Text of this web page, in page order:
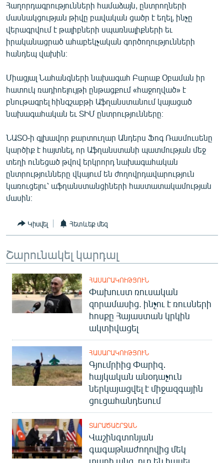
Հայերեն
English
Русский
ՀԵՏԵՎԵՔ ՄԵԶ
«Ազատության» բոլոր կայքերը
Հաղորդագրությունների համաձայն, ընտրողների
մասնակցության թիվը բավական ցածր է եղել, ինչը
վերագրվում է թալիբների սպառնալիքների եւ
իրականացրած ահաբեկչական գործողությունների
հանդեպ վախին։
Միացյալ Նահանգների նախագահ Բարաք Օբաման իր
հատուկ ռադիոելույթի ընթացքում «հաջողված» է
բնութագրել հինգշաբթի Աֆղանստանում կայացած
նախագահական եւ ՏԻՄ ընտրությունները։
ՆԱՏՕ-ի գլխավոր քարտուղար Անդերս Ֆոգ Ռասմուսենը
կարծիք է հայտնել, որ Աֆղանստանի պատմության մեջ
տեղի ունեցած թվով երկրորդ նախագահական
ընտրությունները վկայում են ժողովրդավարություն
կառուցելու՝ աֆղանստանցիների հաստատակամության
մասին։
Կիսվել Հետևեք մեզ
Շարունակել կարդալ
ՀԱՍԱՐԱԿՈՒԹՅՈՒՆ
Փախուստ ռուսական
զորամասից. ինչու է ռուսների
հոսքը Հայաստան կրկին
ակտիվացել
ՀԱՍԱՐԱԿՈՒԹՅՈՒՆ
Գյումրիից Փարիզ․
հայկական անօդաչուն
ներկայացվել է միջազգային
ցուցահանդեսում
ՏԱՐԱԾԱՇՐՋԱՆ
Վաշինգտոնյան
գագաթնաժողովից մեկ